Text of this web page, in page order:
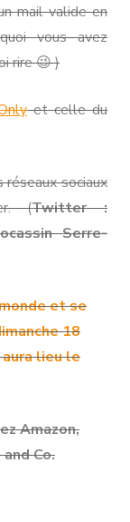
mail valide en
vous avez
rire 😉 )
et celle du
sociaux
(Twitter :
Serre-
et se
18
lieu le
Amazon,
Co.